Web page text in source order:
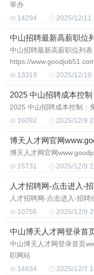
举办
14294
2025/12/11
中山招聘最新高薪职位
中山招聘最新高薪职位列表
https://
13319
2025/12/10
2025 中山招聘成本控
2025 中山招聘成本控制：
16092
2025/12/9
博天人才网官网
博天人才网官网
15731
2025/12/9
人才招聘网-点击进入-
人才招聘网-点击进入-招聘
10756
2025/12/9
中山博天人才网登录首
中山博天人才网登录首页
职网站
14834
2025/12/7